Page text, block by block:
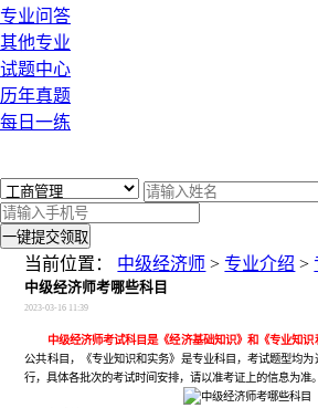
专业问答
其他专业
试题中心
历年真题
每日一练
一键提交领取
当前位置： 中级经济师 >专业介绍 >
中级经济师考哪些科目
2023-03-16 11:39
中级经济师考试科目是《经济基础知识》和《专业知识
公共科目，《专业知识和实务》是专业科目，考试题型均
行，具体各批次的考试时间安排，请以准考证上的信息为准。